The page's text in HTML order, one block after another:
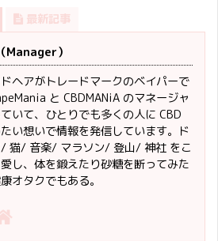
最新記事
Manager）
ヘアがトレードマークのベイパーで
と CBDMANiA のマネージャ
いて、ひとりでも多くの人に CBD
い想いで情報を発信しています。ド
/ 猫/ 音楽/ マラソン/ 登山/ 神社 をこ
し、体を鍛えたり砂糖を断ってみた
オタクでもある。